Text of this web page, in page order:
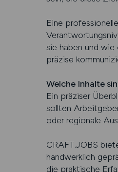
Eine
sie haben und
präzise
Welche Inhalte
Ein präziser
sollten
oder regionale
CRAFT.JOBS
handwerklich
die praktische